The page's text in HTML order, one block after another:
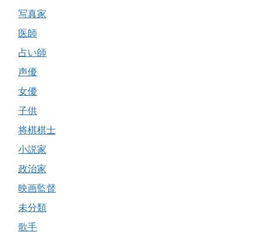
写真家
医師
占い師
声優
女優
子供
将棋棋士
小説家
政治家
映画監督
未分類
歌手